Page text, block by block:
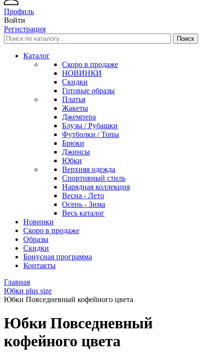
Профиль
Войти
Регистрация
Каталог
Скоро в продаже
НОВИНКИ
Скидки
Готовые образы
Платья
Жакеты
Джемпера
Блузы / Рубашки
Футболки / Топы
Брюки
Джинсы
Юбки
Верхняя одежда
Спортивный стиль
Нарядная коллекция
Весна - Лето
Осень - Зима
Весь каталог
Новинки
Скоро в продаже
Образы
Скидки
Бонусная программа
Контакты
Главная
Юбки plus size
Юбки Повседневный кофейного цвета
Юбки Повседневный
кофейного цвета